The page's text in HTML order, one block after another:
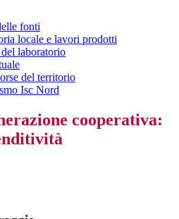
fonti
locale e lavori prodotti
laboratorio
del territorio
Isc Nord
cooperativa: